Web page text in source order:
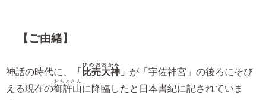
【ご由緒】
神話の時代に、 「 比売大神
ひめおおかみ
」 が「宇佐神宮」の後ろにそび
える現在の御許山
おもとさん
に降臨したと日本書紀に記されていま